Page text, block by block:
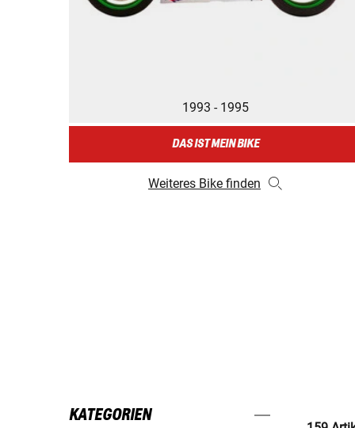
1993 - 1995
DAS IST MEIN BIKE
Weiteres Bike finden
KATEGORIEN